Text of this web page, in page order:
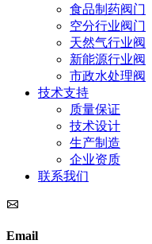
食品制药阀门
空分行业阀门
天然气行业阀
新能源行业阀
市政水处理阀
技术支持
质量保证
技术设计
生产制造
企业资质
联系我们
Email